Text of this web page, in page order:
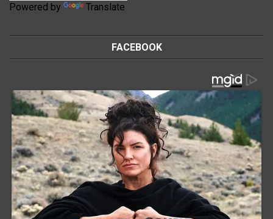
Powered by Translate
FACEBOOK